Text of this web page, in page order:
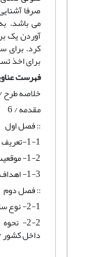
صرفا
می باشد.
آوردن یک
کرد. برای
برای اخذ
فهرست
خلاصه طرح /
مقدمه / 6
:: فصل اول
1-1-تعریف طرح / 8
1-2- موقعیت مکانی اجرای طرح / 12
1-3- اهداف اجرای طرح / 13
:: فصل دوم
2-1- نوع ساخت تجهیزات / 15
2-2-
داخل كشور /